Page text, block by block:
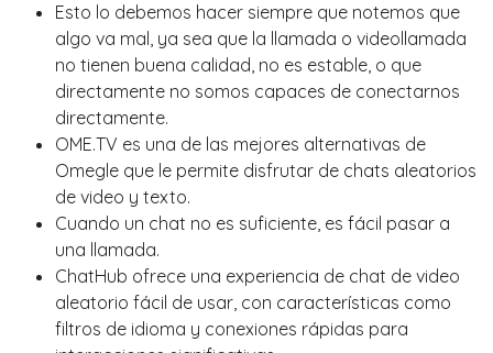
Esto lo debemos hacer siempre que notemos que
algo va mal, ya sea que la llamada o videollamada
no tienen buena calidad, no es estable, o que
directamente no somos capaces de conectarnos
directamente.
OME.TV es una de las mejores alternativas de
Omegle que le permite disfrutar de chats aleatorios
de video y texto.
Cuando un chat no es suficiente, es fácil pasar a
una llamada.
ChatHub ofrece una experiencia de chat de video
aleatorio fácil de usar, con características como
filtros de idioma y conexiones rápidas para